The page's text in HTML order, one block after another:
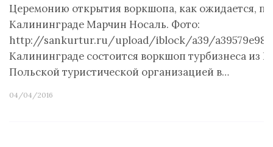
Церемонию открытия воркшопа, как ожидается,
Калининграде Марчин Носаль. Фото:
http://sankurtur.ru/upload/iblock/a39/
Калининграде состоится воркшоп турбизнеса из
Польской туристической организацией в…
04/04/2016